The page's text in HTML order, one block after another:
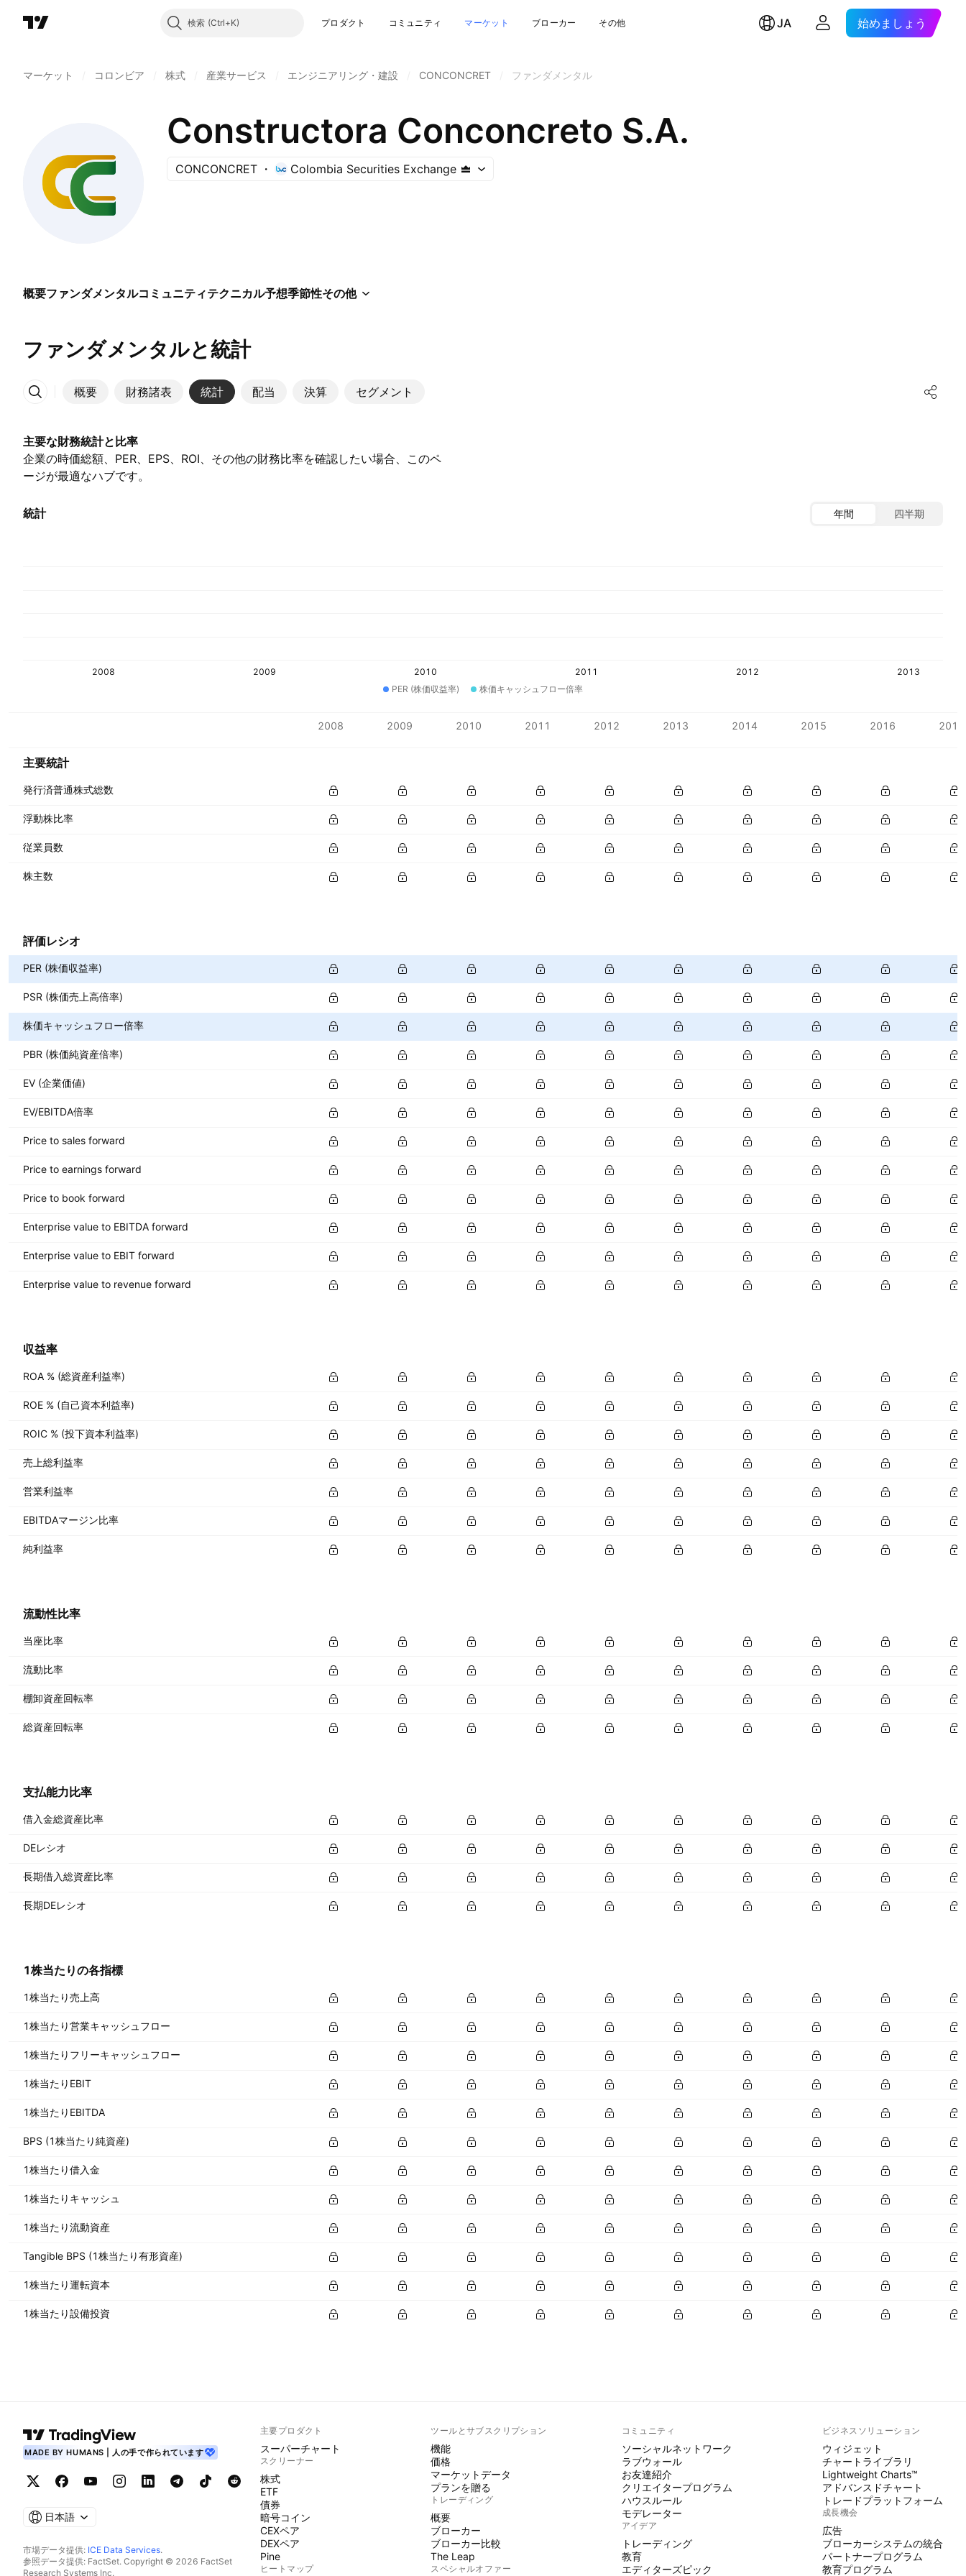
検索 プロダクト コミュニティ マーケット ブローカー その他 JA 始めましょう
マーケット コロンビア 株式 産業サービス エンジニアリング・建設 CONCONCRET ファンダメンタル
Constructora Conconcreto S.A.
CONCONCRET Colombia Securities Exchange
概要ファンダメンタルコミュニティテクニカル予想季節性その他
ファンダメンタルと統計
概要 財務諸表 統計 配当 決算 セグメント
その他
主要な財務統計と比率
企業の時価総額、PER、EPS、ROI、その他の財務比率を確認したい場合、このペ
ージが最適なハブです。
統計 年間 四半期
2008 2009 2010 2011 2012
2013
PER (株価収益率)
株価キャッシュフロー倍率
2008 2009 2010 2011 2012 2013 2014 2015 2016 2017
主要統計
発行済普通株式総数
浮動株比率
従業員数
株主数
評価レシオ
PER (株価収益率)
PSR (株価売上高倍率)
株価キャッシュフロー倍率
PBR (株価純資産倍率)
EV (企業価値)
EV/EBITDA倍率
Price to sales forward
Price to earnings forward
Price to book forward
Enterprise value to EBITDA forward
Enterprise value to EBIT forward
Enterprise value to revenue forward
収益率
ROA % (総資産利益率)
ROE % (自己資本利益率)
ROIC % (投下資本利益率)
売上総利益率
営業利益率
EBITDAマージン比率
純利益率
流動性比率
当座比率
流動比率
棚卸資産回転率
総資産回転率
支払能力比率
借入金総資産比率
DEレシオ
長期借入総資産比率
長期DEレシオ
1株当たりの各指標
1株当たり売上高
1株当たり営業キャッシュフロー
1株当たりフリーキャッシュフロー
1株当たりEBIT
1株当たりEBITDA
BPS (1株当たり純資産)
1株当たり借入金
1株当たりキャッシュ
1株当たり流動資産
Tangible BPS (1株当たり有形資産)
1株当たり運転資本
1株当たり設備投資
MADE BY HUMANS | 人の手で作られています
日本語
市場データ提供: ICE Data Services.
参照データ提供: FactSet. Copyright © 2026 FactSet
Research Systems Inc.
主要プロダクト
スーパーチャート
スクリーナー
株式
ETF
債券
暗号コイン
CEXペア
DEXペア
Pine
ヒートマップ
ツールとサブスクリプション
機能
価格
マーケットデータ
プランを贈る
トレーディング
概要
ブローカー
ブローカー比較
The Leap
スペシャルオファー
コミュニティ
ソーシャルネットワーク
ラブウォール
お友達紹介
クリエイタープログラム
ハウスルール
モデレーター
アイデア
トレーディング
教育
エディターズピック
ビジネスソリューション
ウィジェット
チャートライブラリ
Lightweight Charts™
アドバンスドチャート
トレードプラットフォーム
成長機会
広告
ブローカーシステムの統合
パートナープログラム
教育プログラム